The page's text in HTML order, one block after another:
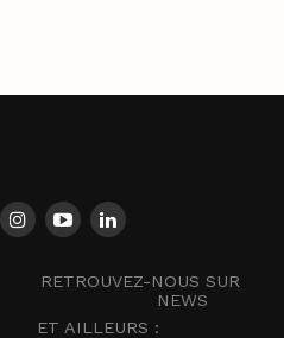
RETROUVEZ-NOUS SUR
NEWS
ET AILLEURS :